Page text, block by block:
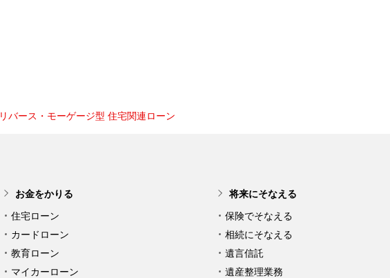
リバース・モーゲージ型 住宅関連ローン
お金をかりる
住宅ローン
カードローン
教育ローン
マイカーローン
将来にそなえる
保険でそなえる
相続にそなえる
遺言信託
遺産整理業務